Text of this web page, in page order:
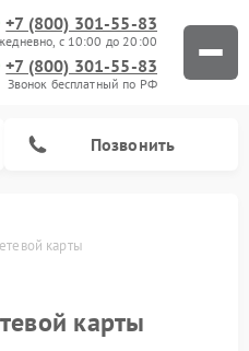
+7 (800) 301-55-83
с 10:00 до 20:00
+7 (800) 301-55-83
Звонок бесплатный по РФ
Позвонить
карты
карты